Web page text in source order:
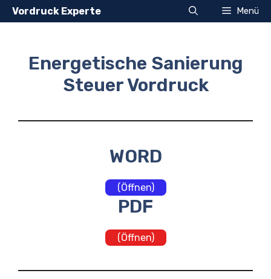
Zum
Inhalt
Vordruck Experte Menü
Energetische Sanierung
Steuer Vordruck
WORD
(Öffnen)
PDF
(Öffnen)